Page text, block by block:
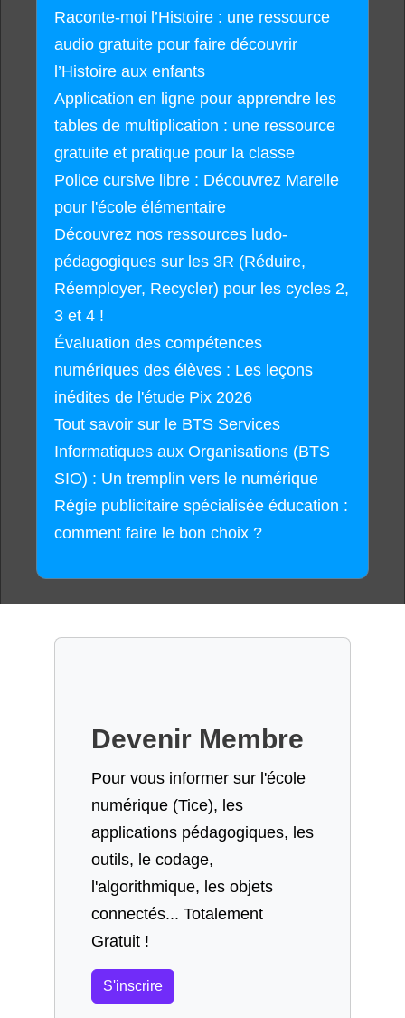
Raconte-moi l’Histoire : une ressource
audio gratuite pour faire découvrir
l’Histoire aux enfants
Application en ligne pour apprendre les
tables de multiplication : une ressource
gratuite et pratique pour la classe
Police cursive libre : Découvrez Marelle
pour l'école élémentaire
Découvrez nos ressources ludo-
pédagogiques sur les 3R (Réduire,
Réemployer, Recycler) pour les cycles 2,
3 et 4 !
Évaluation des compétences
numériques des élèves : Les leçons
inédites de l'étude Pix 2026
Tout savoir sur le BTS Services
Informatiques aux Organisations (BTS
SIO) : Un tremplin vers le numérique
Régie publicitaire spécialisée éducation :
comment faire le bon choix ?
Devenir Membre
Pour vous informer sur l'école
numérique (Tice), les
applications pédagogiques, les
outils, le codage,
l'algorithmique, les objets
connectés... Totalement
Gratuit !
S'inscrire